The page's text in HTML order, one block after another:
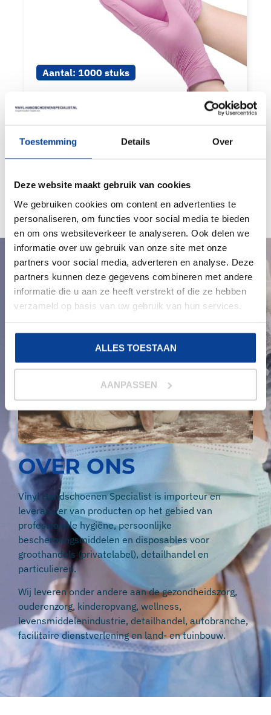
Toestemming Details Over
Deze website maakt gebruik van cookies
We gebruiken cookies om content en advertenties te
personaliseren, om functies voor social media te bieden
en om ons websiteverkeer te analyseren. Ook delen we
informatie over uw gebruik van onze site met onze
partners voor social media, adverteren en analyse. Deze
partners kunnen deze gegevens combineren met andere
informatie die u aan ze heeft verstrekt of die ze hebben
verzameld op basis van uw gebruik van hun services.
ALLES TOESTAAN
AANPASSEN
Aantal: 1000 stuks
NITRIL HANDSCHOENEN ROZE
BEKIJK PRODUCT
€36,30 Excl. BTW & Staffel korting
OVER ONS
Vinyl Handschoenen Specialist is importeur en
leverancier van producten op het gebied van
professionele hygiëne, persoonlijke
beschermingsmiddelen en disposables voor
groothandels (privatelabel), detailhandel en
particulieren.
Wij leveren onder andere aan de gezondheidszorg,
ouderenzorg, kinderopvang, wellness,
levensmiddelenindustrie, detailhandel, autobranche,
facilitaire dienstverlening en land- en tuinbouw.